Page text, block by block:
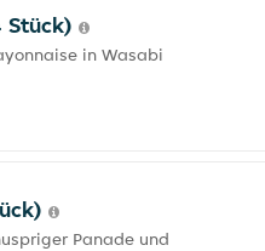
Stück)
in Wasabi
Panade und